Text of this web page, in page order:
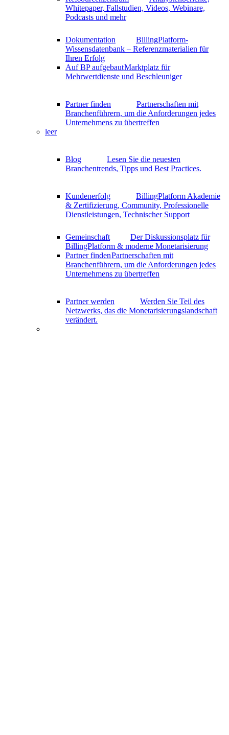
Whitepaper, Fallstudien, Videos, Webinare,
Podcasts und mehr
Dokumentation
BillingPlatform-
Wissensdatenbank – Referenzmaterialien für
Ihren Erfolg
Auf BP aufgebautMarktplatz für
Mehrwertdienste und Beschleuniger
Partner finden
Partnerschaften mit
Branchenführern, um die Anforderungen jedes
Unternehmens zu übertreffen
leer
Blog
Lesen Sie die neuesten
Branchentrends, Tipps und Best Practices.
Kundenerfolg
BillingPlatform Akademie
& Zertifizierung, Community, Professionelle
Dienstleistungen, Technischer Support
Gemeinschaft
Der Diskussionsplatz für
BillingPlatform & moderne Monetarisierung
Partner findenPartnerschaften mit
Branchenführern, um die Anforderungen jedes
Unternehmens zu übertreffen
Partner werden
Werden Sie Teil des
Netzwerks, das die Monetarisierungslandschaft
verändert.